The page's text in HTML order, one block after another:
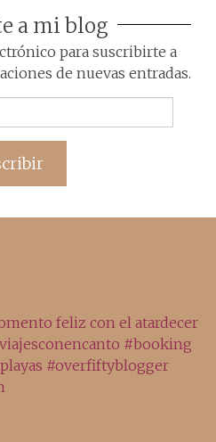
a mi blog
para suscribirte a
de nuevas entradas.
de